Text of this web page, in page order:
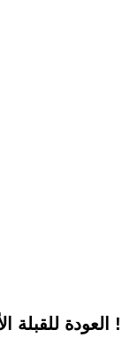
العودة للقبلة الأولى !